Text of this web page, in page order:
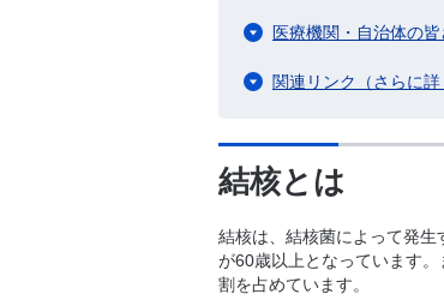
医療機関・自治体の皆
関連リンク（さらに詳
結核とは
結核は、結核菌によって発
が60歳以上となっています
割を占めています。